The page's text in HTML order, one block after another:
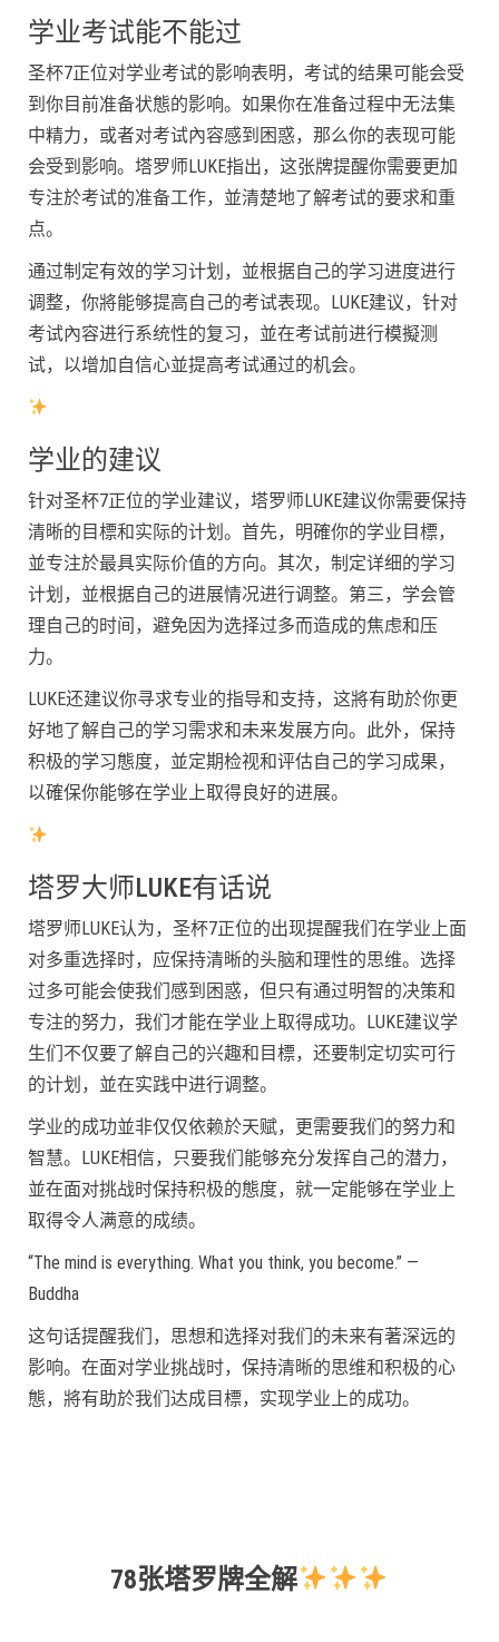
学业考试能不能过
圣杯7正位对学业考试的影响表明，考试的结果可能会受
到你目前准备状態的影响。如果你在准备过程中无法集
中精力，或者对考试內容感到困惑，那么你的表现可能
会受到影响。塔罗师LUKE指出，这张牌提醒你需要更加
专注於考试的准备工作，並清楚地了解考试的要求和重
点。
通过制定有效的学习计划，並根据自己的学习进度进行
调整，你將能够提高自己的考试表现。LUKE建议，针对
考试內容进行系统性的复习，並在考试前进行模擬测
试，以增加自信心並提高考试通过的机会。
学业的建议
针对圣杯7正位的学业建议，塔罗师LUKE建议你需要保持
清晰的目標和实际的计划。首先，明確你的学业目標，
並专注於最具实际价值的方向。其次，制定详细的学习
计划，並根据自己的进展情况进行调整。第三，学会管
理自己的时间，避免因为选择过多而造成的焦虑和压
力。
LUKE还建议你寻求专业的指导和支持，这將有助於你更
好地了解自己的学习需求和未来发展方向。此外，保持
积极的学习態度，並定期检视和评估自己的学习成果，
以確保你能够在学业上取得良好的进展。
塔罗大师LUKE有话说
塔罗师LUKE认为，圣杯7正位的出现提醒我们在学业上面
对多重选择时，应保持清晰的头脑和理性的思维。选择
过多可能会使我们感到困惑，但只有通过明智的决策和
专注的努力，我们才能在学业上取得成功。LUKE建议学
生们不仅要了解自己的兴趣和目標，还要制定切实可行
的计划，並在实践中进行调整。
学业的成功並非仅仅依赖於天赋，更需要我们的努力和
智慧。LUKE相信，只要我们能够充分发挥自己的潜力，
並在面对挑战时保持积极的態度，就一定能够在学业上
取得令人满意的成绩。
“The mind is everything. What you think, you become.” —
Buddha
这句话提醒我们，思想和选择对我们的未来有著深远的
影响。在面对学业挑战时，保持清晰的思维和积极的心
態，將有助於我们达成目標，实现学业上的成功。
78张塔罗牌全解